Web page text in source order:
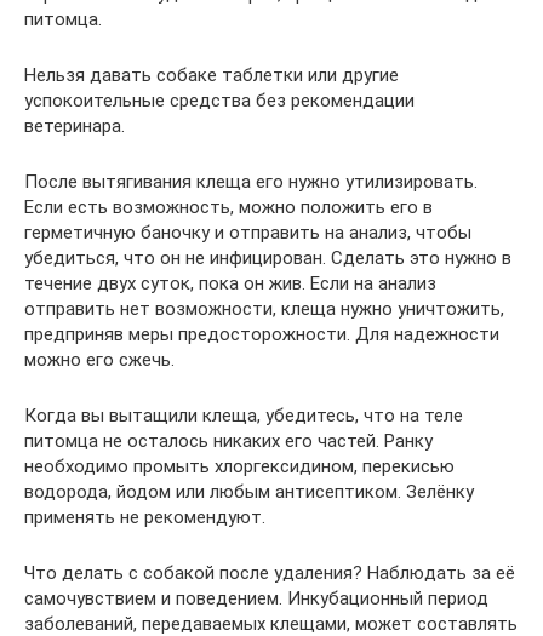
питомца.
Нельзя давать собаке таблетки или другие
успокоительные средства без рекомендации
ветеринара.
После вытягивания клеща его нужно утилизировать.
Если есть возможность, можно положить его в
герметичную баночку и отправить на анализ, чтобы
убедиться, что он не инфицирован. Сделать это нужно в
течение двух суток, пока он жив. Если на анализ
отправить нет возможности, клеща нужно уничтожить,
предприняв меры предосторожности. Для надежности
можно его сжечь.
Когда вы вытащили клеща, убедитесь, что на теле
питомца не осталось никаких его частей. Ранку
необходимо промыть хлоргексидином, перекисью
водорода, йодом или любым антисептиком. Зелёнку
применять не рекомендуют.
Что делать с собакой после удаления? Наблюдать за её
самочувствием и поведением. Инкубационный период
заболеваний, передаваемых клещами, может составлять